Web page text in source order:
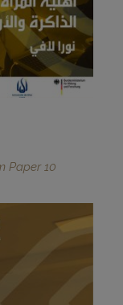
Paper 10